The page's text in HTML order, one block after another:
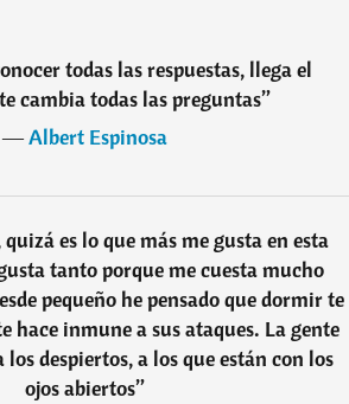
todas las respuestas, llega el
cambia todas las preguntas”
―Albert Espinosa
es lo que más me gusta en esta
tanto porque me cuesta mucho
pequeño he pensado que dormir te
hace inmune a sus ataques. La gente
los despiertos, a los que están con los
ojos abiertos”